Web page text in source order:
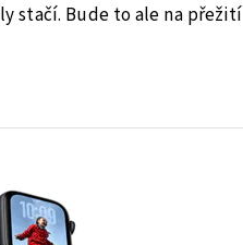
stačí. Bude to ale na přežití